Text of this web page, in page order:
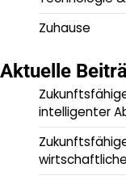
Zuhause
Aktuelle
intelligenter